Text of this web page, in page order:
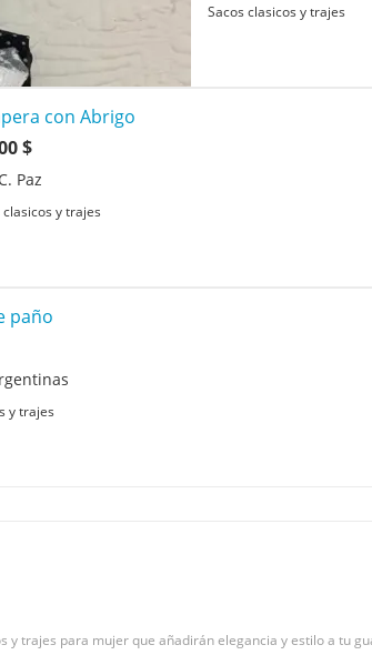
Sacos clasicos y trajes
con Abrigo
$
Paz
clasicos y trajes
paño
y trajes
y trajes para mujer que añadirán elegancia y estilo a tu